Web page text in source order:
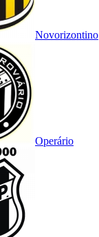
Novorizontino
Operário